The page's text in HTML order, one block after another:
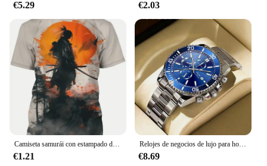
€5.29 €2.03
Camiseta samurái con estampado de soldado para hombre, jersey informal de manga corta con cuello redondo de Anime, ropa de calle para exteriores, camiseta para hombre, ropa de gran tamaño
€1.21
Relojes de negocios de lujo para hombre, reloj de cuarzo de acero inoxidable plateado, reloj luminoso para hombre
€8.69